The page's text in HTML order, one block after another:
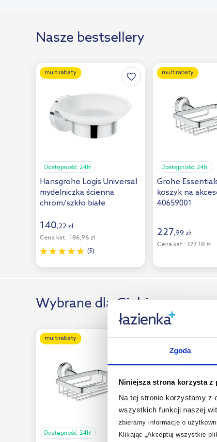
Zgoda
Niniejsza strona korzysta z
Na tej stronie korzystamy z
wszystkich funkcji naszej
zbieramy informacje o
Klikając „Akceptuj wszystkie
Excellent (2)
Frescor (4)
Hyggli (2)
Ideal Standard
Kela
Keuco (2)
Kludi
Kronenbach
Laufen
Merida (2)
Oras
(8)
Ravak (12)
Roca
Sapho
(7)
(4)
Nasze bestsellery
multirabaty
Dostępność: 24h!
Hansgrohe Logis Universal
mydelniczka ścienna
chrom/szkło białe
140,22 zł
Cena kat.: 186,96 zł
(5)
multirabaty
Dostępność: 24h!
Grohe
koszyk na
40659001
227,99 zł
Cena kat.: 327,18 zł
Wybrane dla Ciebie
multirabaty
Dostępność: 24h!
multirabaty
Dostępność:24h!